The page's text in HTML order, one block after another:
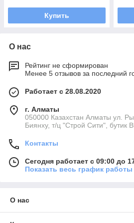
Купить
О нас
Рейтинг не сформирован
Менее 5 отзывов за последний
Работает с 28.08.2020
г. Алматы
050000 Казахстан Алматы ул.
Биянху, т/ц "Строй Сити", бутик
Контакты
Сегодня работает с 09:00 до
Показать весь график работы
О нас